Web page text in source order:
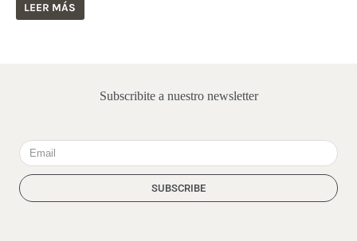
LEER MÁS
Subscribite a nuestro newsletter
Email
SUBSCRIBE